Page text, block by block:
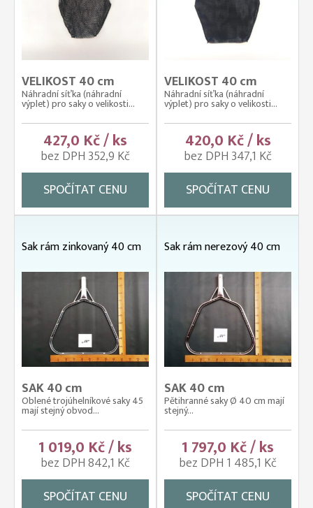
VELIKOST 40 cm
Náhradní síťka (náhradní
výplet) pro saky o velikosti...
427,0 Kč / ks
bez DPH 352,9 Kč
SPOČÍTAT CENU
VELIKOST 40 cm
Náhradní síťka (náhradní
výplet) pro saky o velikosti...
420,0 Kč / ks
bez DPH 347,1 Kč
SPOČÍTAT CENU
Sak rám zinkovaný 40 cm
SAK 40 cm
Oblené trojúhelníkové saky 45
mají stejný obvod...
1 019,0 Kč / ks
bez DPH 842,1 Kč
SPOČÍTAT CENU
Sak rám nerezový 40 cm
SAK 40 cm
Pětihranné saky Ø 40 cm mají
stejný...
1 797,0 Kč / ks
bez DPH 1 485,1 Kč
SPOČÍTAT CENU